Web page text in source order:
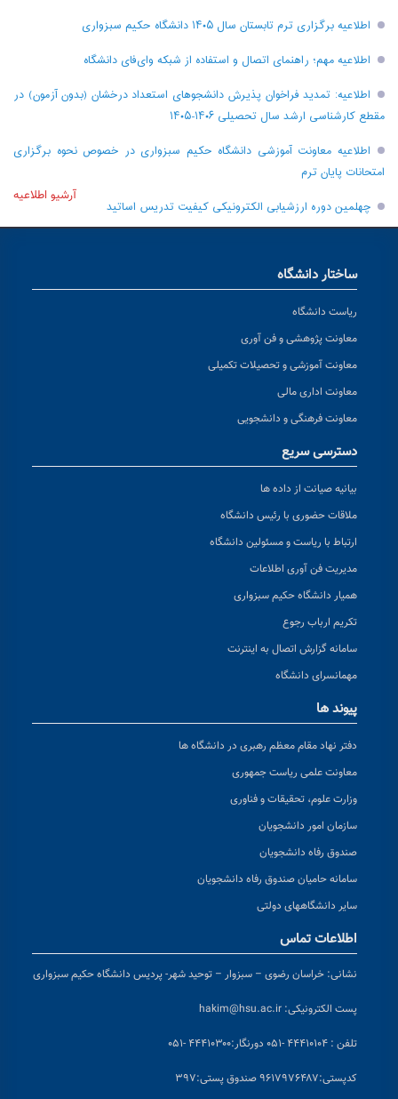
اطلاعیه برگزاری ترم تابستان سال ۱۴۰۵ دانشگاه حکیم سبزواری
اطلاعیه مهم؛ راهنمای اتصال و استفاده از شبکه وای‌فای دانشگاه
اطلاعیه: تمدید فراخوان پذیرش دانشجو‌های استعداد درخشان (بدون آزمون) در
مقطع کارشناسی ارشد سال تحصیلی ۱۴۰۶-۱۴۰۵
اطلاعیه معاونت آموزشی دانشگاه حکیم سبزواری در خصوص نحوه برگزاری
امتحانات پایان ترم
چهلمین دوره ارزشیابی الکترونیکی کیفیت تدریس اساتید
آرشیو اطلاعیه
ساختار دانشگاه
ریاست دانشگاه
معاونت پژوهشی و فن آوری
معاونت آموزشی و تحصیلات تکمیلی
معاونت اداری مالی
معاونت فرهنگی و دانشجویی
دسترسی سریع
بیانیه صیانت از داده ها
ملاقات حضوری با رئیس دانشگاه
ارتباط با ریاست و مسئولین دانشگاه
مدیریت فن آوری اطلاعات
همیار دانشگاه حکیم سبزواری
تکریم ارباب رجوع
سامانه گزارش اتصال به اینترنت
مهمانسرای دانشگاه
پیوند ها
دفتر نهاد مقام معظم رهبری در دانشگاه ها
معاونت علمی ریاست جمهوری
وزارت علوم، تحقیقات و فناوری
سازمان امور دانشجویان
صندوق رفاه دانشجویان
سامانه حامیان صندوق رفاه دانشجویان
سایر دانشگاههای دولتی
اطلاعات تماس
نشانی: خراسان رضوی – سبزوار – توحید شهر- پردیس دانشگاه حکیم سبزواری
پست الکترونیکی: hakim@hsu.ac.ir
تلفن : ۴۴۴۱۰۱۰۴ -۰۵۱ دورنگار:۴۴۴۱۰۳۰۰ -۰۵۱
کدپستی:۹۶۱۷۹۷۶۴۸۷ صندوق پستی:۳۹۷